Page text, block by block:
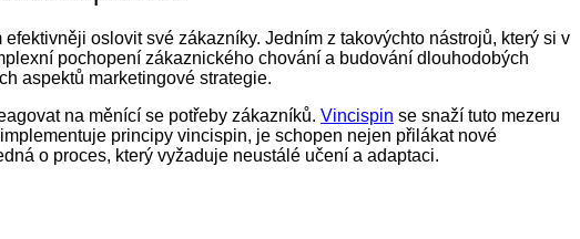
oslovit své zákazníky. Jedním z takovýchto nástrojů, který si v
pochopení zákaznického chování a budování dlouhodobých
aspektů marketingové strategie.
na měnící se potřeby zákazníků. Vincispin se snaží tuto mezeru
principy vincispin, je schopen nejen přilákat nové
o proces, který vyžaduje neustálé učení a adaptaci.